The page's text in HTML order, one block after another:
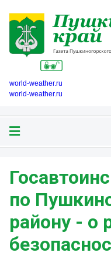
world-weather.ru
world-weather.ru
по
району - о